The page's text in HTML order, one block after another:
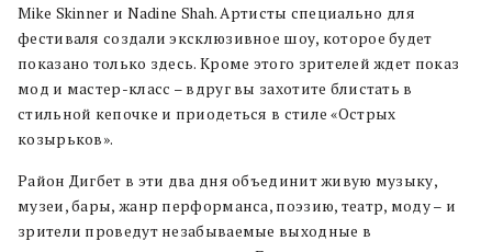
Mike Skinner и Nadine Shah. Артисты специально для
фестиваля создали эксклюзивное шоу, которое будет
показано только здесь. Кроме этого зрителей ждет показ
мод и мастер-класс – вдруг вы захотите блистать в
стильной кепочке и приодеться в стиле «Острых
козырьков».
Район Дигбет в эти два дня объединит живую музыку,
музеи, бары, жанр перформанса, поэзию, театр, моду – и
зрители проведут незабываемые выходные в